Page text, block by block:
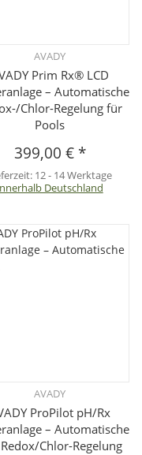
AVADY
Prim Rx® LCD
– Automatische
Chlor-Regelung für
Pools
399,00 € *
12 - 14 Werktage
Deutschland
AVADY
ProPilot pH/Rx
– Automatische
Chlor-Regelung